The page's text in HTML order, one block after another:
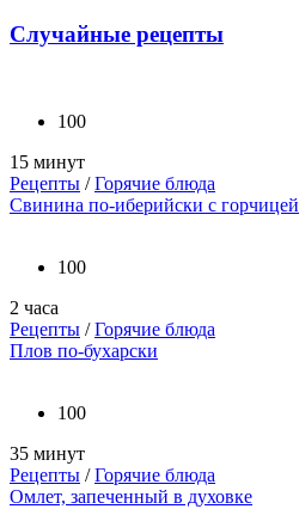
Случайные рецепты
100
15 минут
Рецепты /Горячие блюда
Свинина по-иберийски с горчицей
100
2 часа
Рецепты /Горячие блюда
Плов по-бухарски
100
35 минут
Рецепты /Горячие блюда
Омлет, запеченный в духовке